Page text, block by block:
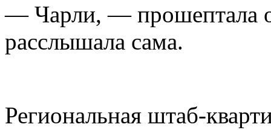
— Чарли, — прошептала
расслышала сама.
Региональная штаб-